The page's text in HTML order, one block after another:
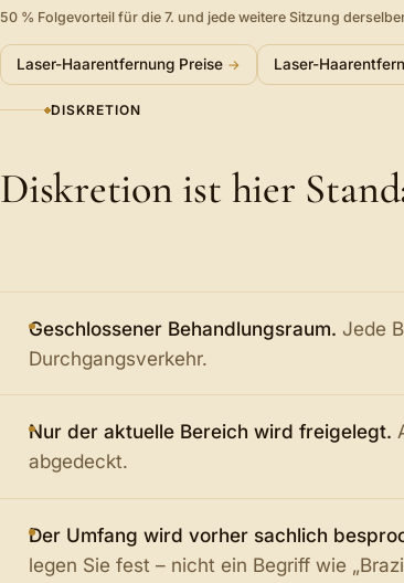
50 % Folgevorteil für die 7. und jede weitere Sitzung
Laser-Haarentfernung Preise Laser-
DISKRETION
Diskretion ist hier
Geschlossener Behandlungsraum. Jede
Durchgangsverkehr.
Nur der aktuelle Bereich wird freigelegt.
abgedeckt.
Der Umfang wird vorher sachlich
legen Sie fest – nicht ein Begriff wie